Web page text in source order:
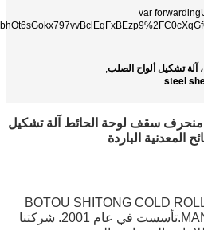
var
ألواح الصلب,
سقف لوحة الحائط آلة تشكيل
الباردة
BOTOU SHITONG
MANUFACTURING CO.، LTD.تأسست في عام 2001. شركتنا